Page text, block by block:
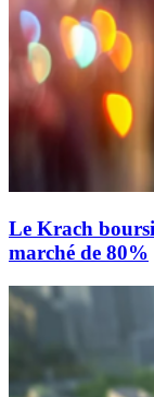
Le Krach
marché de 80%